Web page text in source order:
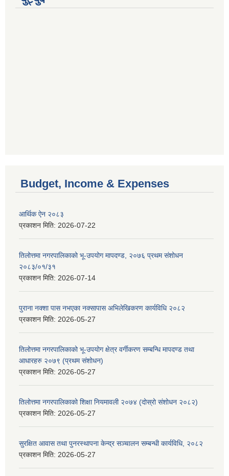
Budget, Income & Expenses
आर्थिक ऐन २०८३
प्रकाशन मिति: 2026-07-22
तिलोत्तमा नगरपालिकाको भू-उपयोग मापदण्ड, २०७६ प्रथम संशोधन
२०८३/०१/३१
प्रकाशन मिति: 2026-07-14
पुराना नक्शा पास नभएका नक्सापास अभिलेखिकरण कार्यविधि २०८२
प्रकाशन मिति: 2026-05-27
तिलोत्तमा नगरपालिकाको भू-उपयोग क्षेत्र वर्गीकरण सम्बन्धि मापदण्ड तथा
आधारहरु २०७९ (प्रथम संशोधन)
प्रकाशन मिति: 2026-05-27
तिलोत्तमा नगरपालिकाको शिक्षा नियमावली २०७४ (दोस्रो संशोधन २०८२)
प्रकाशन मिति: 2026-05-27
सुरक्षित आवास तथा पुनरस्थापना केन्द्र सञ्चालन सम्बन्धी कार्यविधि, २०८२
प्रकाशन मिति: 2026-05-27